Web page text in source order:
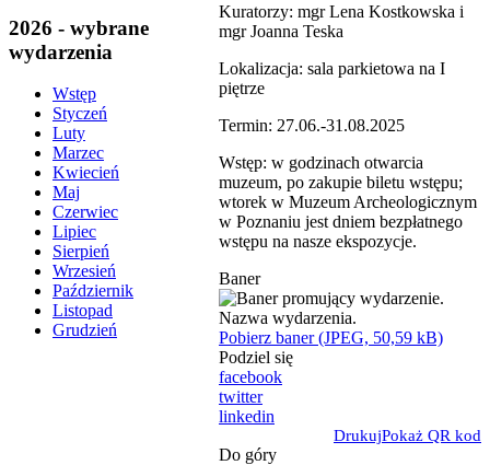
2026 - wybrane
wydarzenia
Wstęp
Styczeń
Luty
Marzec
Kwiecień
Maj
Czerwiec
Lipiec
Sierpień
Wrzesień
Październik
Listopad
Grudzień
Kuratorzy: mgr Lena Kostkowska i
mgr Joanna Teska
Lokalizacja: sala parkietowa na I
piętrze
Termin: 27.06.-31.08.2025
Wstęp: w godzinach otwarcia
muzeum, po zakupie biletu wstępu;
wtorek w Muzeum Archeologicznym
w Poznaniu jest dniem bezpłatnego
wstępu na nasze ekspozycje.
Baner
Pobierz baner (JPEG, 50,59 kB)
Podziel się
facebook
twitter
linkedin
DrukujPokaż QR kod
Do góry